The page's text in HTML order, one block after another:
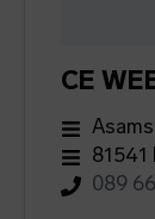
CE
81541
089